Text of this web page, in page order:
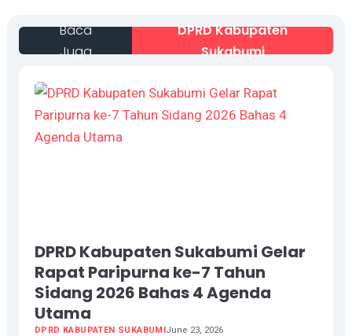
Baca
Juga
DPRD Kabupaten
Sukabumi
DPRD Kabupaten Sukabumi Gelar
Rapat Paripurna ke-7 Tahun
Sidang 2026 Bahas 4 Agenda
Utama
DPRD KABUPATEN SUKABUMIJune 23, 2026